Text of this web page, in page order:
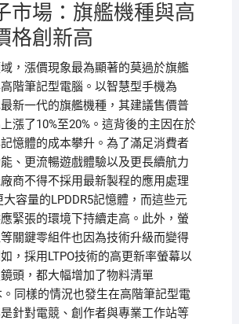
市場：旗艦機種與高
格創新高
，漲價現象最為顯著的莫過於旗艦
階筆記型電腦。以智慧型手機為
新一代的旗艦機種，其建議售價普
漲了10%至20%。這背後的主因在於
憶體的成本攀升。為了滿足消費者
、更流暢遊戲體驗以及更長續航力
商不得不採用最新製程的應用處理
容量的LPDDR5記憶體，而這些元
緊張的環境下持續走高。此外，螢
關鍵零組件也因為技術升級而變得
，採用LTPO技術的高更新率螢幕以
頭，都大幅增加了物料清單
。同樣的情況也發生在高階筆記型電
針對電競、創作者與專業工作站等